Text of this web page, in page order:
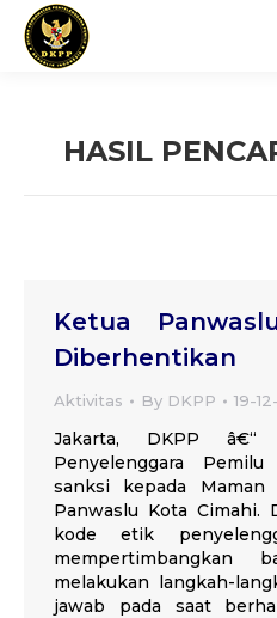
HASIL
Ketua
Diberhentikan
Aktivitas By DKPP 19-
Jakarta, DKPP â€“
Penyelenggara
sanksi kepada Maman
Panwaslu Kota Cimahi.
kode etik
mempertimbangkan
melakukan langkah-
jawab pada saat